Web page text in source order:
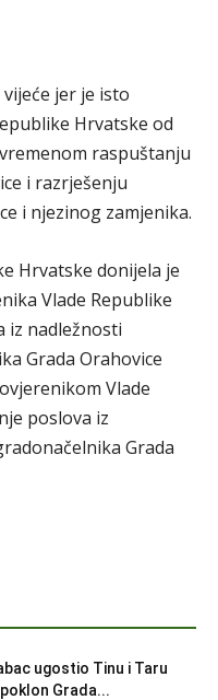
jer je isto
Hrvatske od
raspuštanju
i razrješenju
i njezinog zamjenika.
Hrvatske donijela je
Vlade Republike
iz nadležnosti
Grada Orahovice
Vlade
poslova iz
Grada
ugostio Tinu i Taru
Grada...